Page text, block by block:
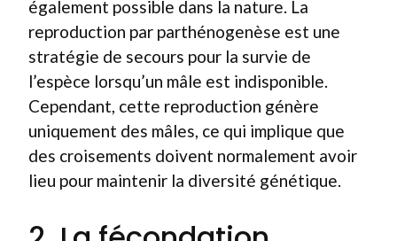
également possible dans la nature. La
reproduction par parthénogenèse est une
stratégie de secours pour la survie de
l’espèce lorsqu’un mâle est indisponible.
Cependant, cette reproduction génère
uniquement des mâles, ce qui implique que
des croisements doivent normalement avoir
lieu pour maintenir la diversité génétique.